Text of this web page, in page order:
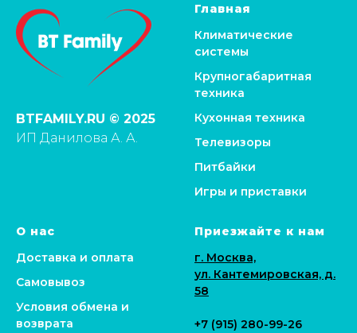
BTFAMILY.RU © 2025
ИП Данилова А. А.
Главная
Климатические
системы
Крупногабаритная
техника
Кухонная техника
Телевизоры
Питбайки
Игры и приставки
О нас
Доставка и оплата
Самовывоз
Условия обмена и
возврата
Приезжайте к нам
г. Москва,
ул. Кантемировская, д.
58
+7 (915) 280-99-26